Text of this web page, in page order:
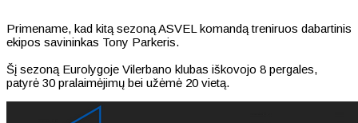
Primename, kad kitą sezoną ASVEL komandą treniruos dabartinis
ekipos savininkas Tony Parkeris.
Šį sezoną Eurolygoje Vilerbano klubas iškovojo 8 pergales,
patyrė 30 pralaimėjimų bei užėmė 20 vietą.